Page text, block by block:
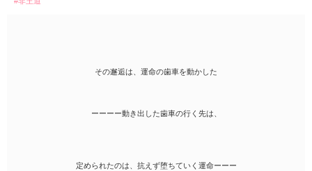
その邂逅は、運命の歯車を動かした
ーーーー動き出した歯車の行く先は、
定められたのは、抗えず堕ちていく運命ーーー